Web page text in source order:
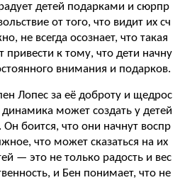
детей подарками и сюрпр
от того, что видит их сч
не всегда осознает, что такая
к тому, что дети начну
внимания и подарков.
Лопес за её доброту и щедрос
динамика может создать у детей
боится, что они начнут воспр
что может сказаться на их
— это не только радость и вес
и Бен понимает, что не